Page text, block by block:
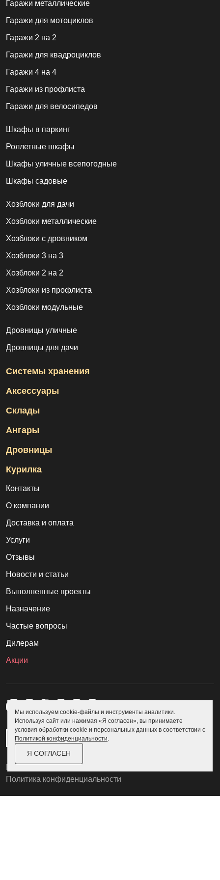
Гаражи металлические
Гаражи для мотоциклов
Гаражи 2 на 2
Гаражи для квадроциклов
Гаражи 4 на 4
Гаражи из профлиста
Гаражи для велосипедов
Шкафы в паркинг
Роллетные шкафы
Шкафы уличные всепогодные
Шкафы садовые
Хозблоки для дачи
Хозблоки металлические
Хозблоки с дровником
Хозблоки 3 на 3
Хозблоки 2 на 2
Хозблоки из профлиста
Хозблоки модульные
Дровницы уличные
Дровницы для дачи
Системы хранения
Аксессуары
Склады
Ангары
Дровницы
Курилка
Контакты
О компании
Доставка и оплата
Услуги
Отзывы
Новости и статьи
Выполненные проекты
Назначение
Частые вопросы
Дилерам
Акции
Пользовательское соглашение
Политика конфиденциальности
Мы используем cookie-файлы и инструменты аналитики.
Используя сайт или нажимая «Я согласен», вы принимаете
условия обработки cookie и персональных данных в соответствии с
Политикой конфиденциальности.
Я СОГЛАСЕН